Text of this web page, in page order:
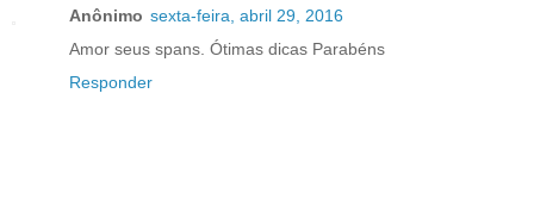
Anônimo sexta-feira, abril 29, 2016
Amor seus spans. Ótimas dicas Parabéns
Responder